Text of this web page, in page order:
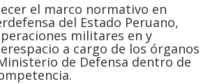
el marco normativo en
del Estado Peruano,
militares en y
a cargo de los órganos
de Defensa dentro de